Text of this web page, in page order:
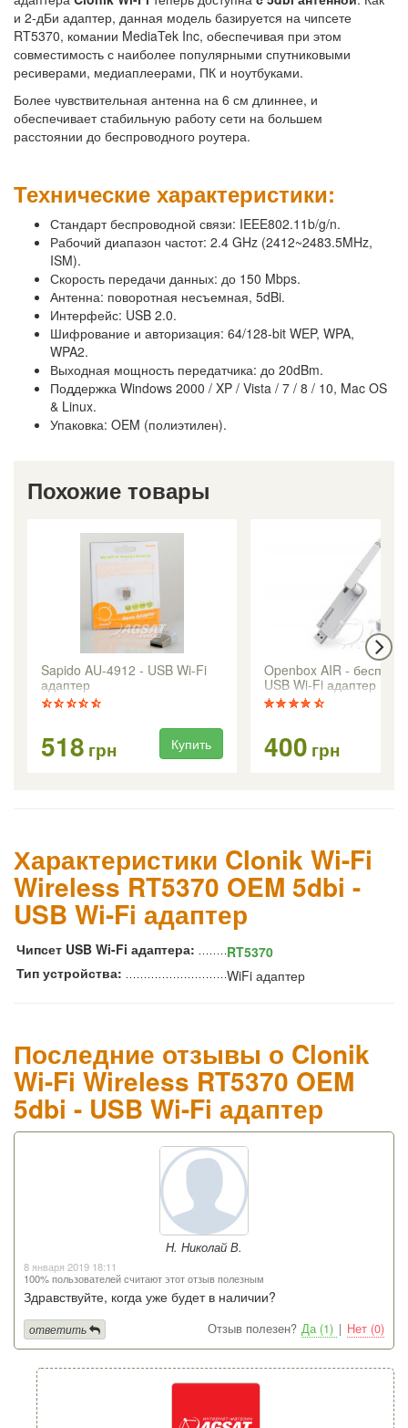
и 2-дБи адаптер, данная модель базируется на чипсете
RT5370, комании MediaTek Inc, обеспечивая при этом
совместимость с наиболее популярными спутниковыми
ресиверами, медиаплеерами, ПК и ноутбуками.
Более чувствительная антенна на 6 см длиннее, и
обеспечивает стабильную работу сети на большем
расстоянии до беспроводного роутера.
Технические характеристики:
Стандарт беспроводной связи: IEEE802.11b/g/n.
Рабочий диапазон частот: 2.4 GHz (2412~2483.5MHz,
ISM).
Скорость передачи данных: до 150 Mbps.
Антенна: поворотная несъемная, 5dBi.
Интерфейс: USB 2.0.
Шифрование и авторизация: 64/128-bit WEP, WPA,
WPA2.
Выходная мощность передатчика: до 20dBm.
Поддержка Windows 2000 / XP / Vista / 7 / 8 / 10, Mac OS
& Linux.
Упаковка: OEM (полиэтилен).
Похожие товары
Sapido AU-4912 - USB Wi-Fi
адаптер
518 грн Купить
Openbox AIR -
USB Wi-Fi адаптер
400 грн
Характеристики Clonik Wi-Fi
Wireless RT5370 OEM 5dbi -
USB Wi-Fi адаптер
Чипсет USB Wi-Fi адаптера:
RT5370
Тип устройства:
WiFi адаптер
Последние отзывы о Clonik
Wi-Fi Wireless RT5370 OEM
5dbi - USB Wi-Fi адаптер
Н. Николай В.
8 января 2019 18:11
100% пользователей считают этот отзыв полезным
Здравствуйте, когда уже будет в наличии?
Отзыв полезен? Да (1) | Нет (0)
ответить